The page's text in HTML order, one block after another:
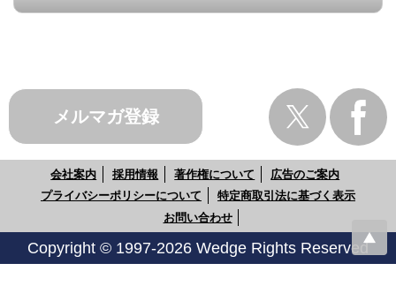
メルマガ登録
会社案内 採用情報 著作権について
広告のご案内
プライバシーポリシーについて
特定商取引法に基づく表示
お問い合わせ
Copyright © 1997-2026 Wedge Rights Reserved